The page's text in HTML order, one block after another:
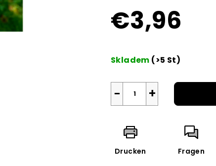
von
5
€3,96
Skladem (>5 St)
+
−
Drucken Fragen